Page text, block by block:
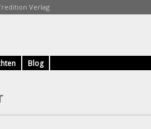
Verlag
Blog